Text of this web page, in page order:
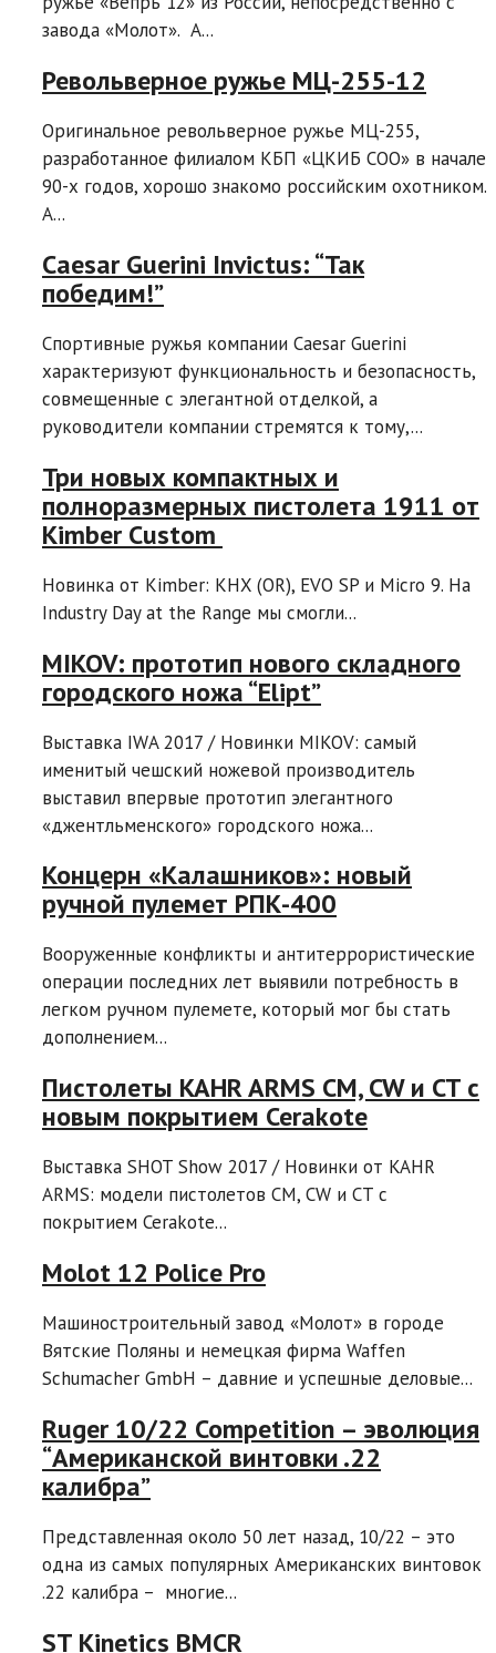
завода «Молот». A...
Револьверное ружье MЦ-255-12
Оригинальное револьверное ружье МЦ-255,
разработанное филиалом КБП «ЦКИБ СОО» в начале
90-х годов, хорошо знакомо российским охотником.
А...
Caesar Guerini Invictus: “Так
победим!”
Спортивные ружья компании Caesar Guerini
характеризуют функциональность и безопасность,
совмещенные с элегантной отделкой, а
руководители компании стремятся к тому,...
Три новых компактных и
полноразмерных пистолета 1911 от
Kimber Custom
Новинка от Kimber: KHX (OR), EVO SP и Micro 9. На
Industry Day at the Range мы смогли...
MIKOV: прототип нового складного
городского ножа “Elipt”
Выставка IWA 2017 / Новинки MIKOV: самый
именитый чешский ножевой производитель
выставил впервые прототип элегантного
«джентльменского» городского ножа...
Концерн «Калашников»: новый
ручной пулемет РПК-400
Вооруженные конфликты и антитеррористические
операции последних лет выявили потребность в
легком ручном пулемете, который мог бы стать
дополнением...
Пистолеты KAHR ARMS CM, CW и CT с
новым покрытием Cerakote
Выставка SHOT Show 2017 / Новинки от KAHR
ARMS: модели пистолетов CM, CW и CT с
покрытием Cerakote...
Molot 12 Police Pro
Машиностроительный завод «Молот» в городе
Вятские Поляны и немецкая фирма Waffen
Schumacher GmbH – давние и успешные деловые...
Ruger 10/22 Competition – эволюция
“Американской винтовки .22
калибра”
Представленная около 50 лет назад, 10/22 – это
одна из самых популярных Американских винтовок
.22 калибра – многие...
ST Kinetics BMCR